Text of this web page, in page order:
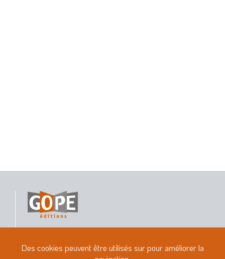
Maison d’édition indépendante ayant pour vocation de
l'Indonésie, le Cambodge... par le livre